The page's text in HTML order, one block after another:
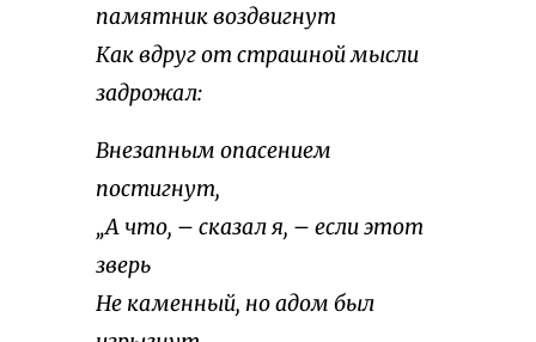
памятник воздвигнут
Как вдруг от страшной мысли
задрожал:
Внезапным опасением
постигнут,
„А что, – сказал я, – если этот
зверь
Не каменный, но адом был